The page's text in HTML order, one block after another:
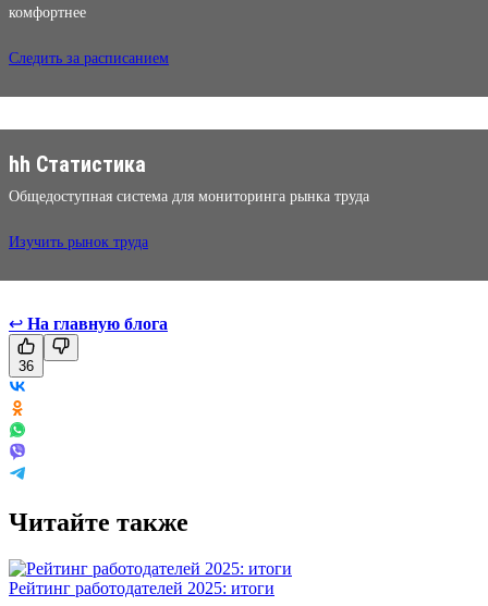
комфортнее
Следить за расписанием
hh Статистика
Общедоступная система для мониторинга рынка труда
Изучить рынок труда
↩ На главную блога
36
Читайте также
Рейтинг работодателей 2025: итоги